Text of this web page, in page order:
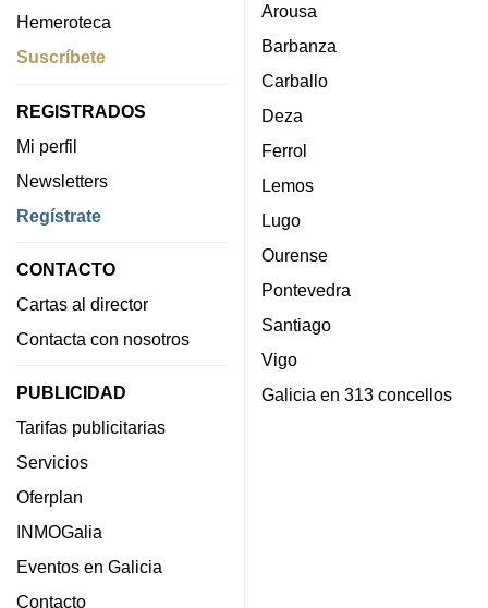
Hemeroteca
Suscríbete
REGISTRADOS
Mi perfil
Newsletters
Regístrate
CONTACTO
Cartas al director
Contacta con nosotros
PUBLICIDAD
Tarifas publicitarias
Servicios
Oferplan
INMOGalia
Eventos en Galicia
Contacto
Arousa
Barbanza
Carballo
Deza
Ferrol
Lemos
Lugo
Ourense
Pontevedra
Santiago
Vigo
Galicia en 313 concellos